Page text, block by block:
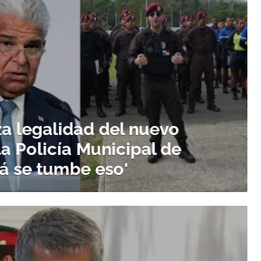
legalidad del nuevo
Policía Municipal de
se tumbe eso'